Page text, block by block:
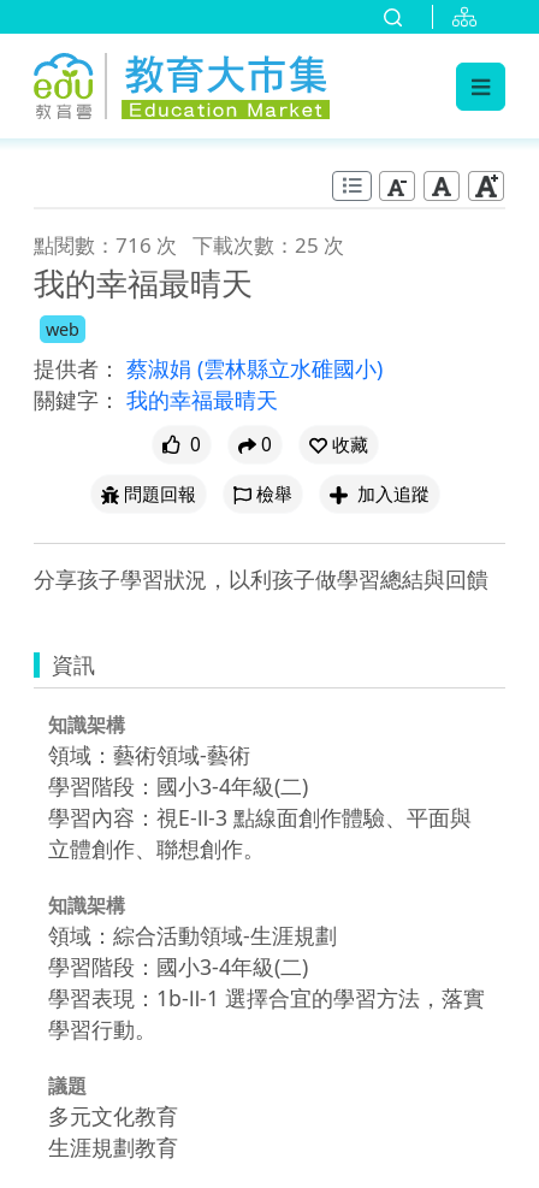
點閱數：716 次 下載次數：25 次
我的幸福最晴天
web
提供者： 蔡淑娟 (雲林縣立水碓國小)
關鍵字： 我的幸福最晴天
0 0
收藏
問題回報
檢舉 加入追蹤
分享孩子學習狀況，以利孩子做學習總結與回饋
資訊
知識架構
領域：藝術領域-藝術
學習階段：國小3-4年級(二)
學習內容：視E-Ⅱ-3 點線面創作體驗、平面與
立體創作、聯想創作。
知識架構
領域：綜合活動領域-生涯規劃
學習階段：國小3-4年級(二)
學習表現：1b-Ⅱ-1 選擇合宜的學習方法，落實
學習行動。
議題
多元文化教育
生涯規劃教育